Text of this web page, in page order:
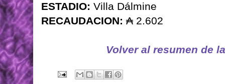
ESTADIO: Villa Dálmine
RECAUDACION: ₳ 2.602
Volver al resumen de